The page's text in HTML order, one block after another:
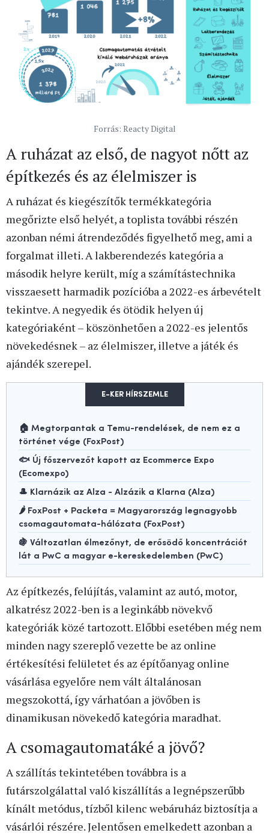
Forrás: Reacty Digital
A ruházat az első, de nagyot nőtt az
építkezés és az élelmiszer is
A ruházat és kiegészítők termékkategória
megőrizte első helyét, a toplista további részén
azonban némi átrendeződés figyelhető meg, ami a
forgalmat illeti. A lakberendezés kategória a
második helyre került, míg a számítástechnika
visszaesett harmadik pozícióba a 2022-es árbevételt
tekintve. A negyedik és ötödik helyen új
kategóriaként – köszönhetően a 2022-es jelentős
növekedésnek – az élelmiszer, illetve a játék és
ajándék szerepel.
E-KER HÍRSZEMLE
🏠 Megtorpantak a Temu-rendelések, de nem ez a
történet vége (FoxPost)
🐟 Új főszervezőt kapott az Ecommerce Expo
(Ecomexpo)
🎩 Klarnázik az Alza - Alzázik a Klarna (Alza)
🌶️ FoxPost + Packeta = Magyarország legnagyobb
csomagautomata-hálózata (FoxPost)
🍇 Változatlan élmezőnyt, de erősödő koncentrációt
lát a PwC a magyar e-kereskedelemben (PwC)
Az építkezés, felújítás, valamint az autó, motor,
alkatrész 2022-ben is a leginkább növekvő
kategóriák közé tartozott. Előbbi esetében még nem
minden nagy szereplő vezette be az online
értékesítési felületet és az építőanyag online
vásárlása egyelőre nem vált általánosan
megszokottá, így várhatóan a jövőben is
dinamikusan növekedő kategória maradhat.
A csomagautomatáké a jövő?
A szállítás tekintetében továbbra is a
futárszolgálattal való kiszállítás a legnépszerűbb
kínált metódus, tízből kilenc webáruház biztosítja a
vásárlói részére. Jelentősen emelkedett azonban a